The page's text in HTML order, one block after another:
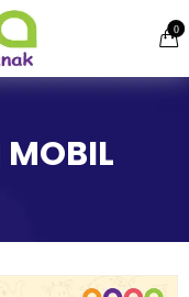
0
MOBIL